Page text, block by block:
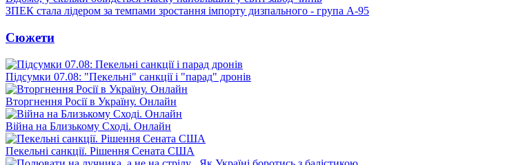
ЗПЕК стала лідером за темпами зростання імпорту дизпального - група А-95
Сюжети
Підсумки 07.08: "Пекельні" санкції і "парад" дронів
Вторгнення Росії в Україну. Онлайн
Війна на Близькому Сході. Онлайн
Пекельні санкції. Рішення Сената США